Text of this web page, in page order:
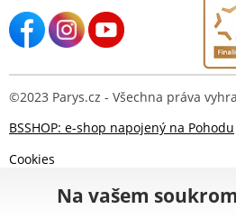
©2023 Parys.cz - Všechna práva
BSSHOP: e-shop napojený na Pohodu
Cookies
Na vašem